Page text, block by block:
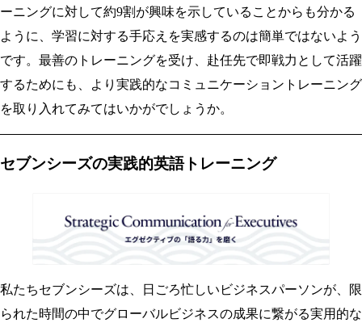
ーニングに対して約9割が興味を示していることからも分かる
ように、学習に対する手応えを実感するのは簡単ではないよう
です。最善のトレーニングを受け、赴任先で即戦力として活躍
するためにも、より実践的なコミュニケーショントレーニング
を取り入れてみてはいかがでしょうか。
セブンシーズの実践的英語トレーニング
私たちセブンシーズは、日ごろ忙しいビジネスパーソンが、限
られた時間の中でグローバルビジネスの成果に繋がる実用的な